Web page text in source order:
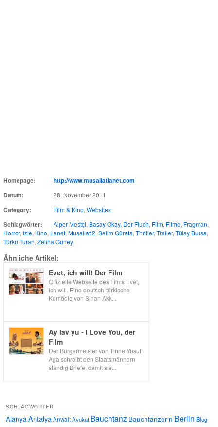
Homepage:
http://www.musallatlanet.com
Datum:
28. November 2011
Category: Film & Kino, Websites
Schlagwörter: Alper Mestçi, Basay Okay, Der Fluch, Film, Filme, Fragman,
Horror, izle, Kino, Lanet, Musallat 2, Selim Gürata, Thriller, Trailer, Tülay Bursa,
Türkü Turan, Zeliha Güney
Ähnliche Artikel:
Evet, ich will! Der Film
Offizielle Webseite des Films Evet,
ich will. Eine deutsch-türkische
Komödie von Sinan Akk...
Ay lav yu - I Love You, der
Film
Der Bürgermeister von Tinne Yusuf
Aga schreibt den Staatsmännern
ständig Briefe, damit sie...
SCHLAGWÖRTER
Alanya AntalyaAnwaltAvukat Bauchtanz Bauchtänzerin Berlin Blog